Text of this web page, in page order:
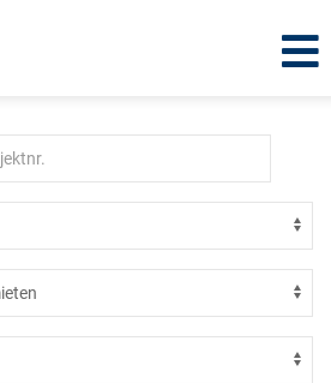
Tonna - Gräfentonna